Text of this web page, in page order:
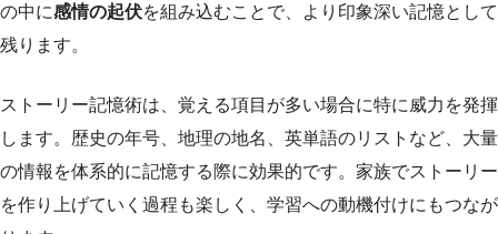
の中に感情の起伏を組み込むことで、より印象深い記憶として
残ります。
ストーリー記憶術は、覚える項目が多い場合に特に威力を発揮
します。歴史の年号、地理の地名、英単語のリストなど、大量
の情報を体系的に記憶する際に効果的です。家族でストーリー
を作り上げていく過程も楽しく、学習への動機付けにもつなが